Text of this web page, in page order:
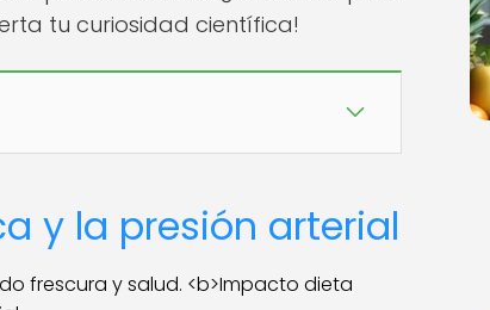
tu curiosidad científica!
y la presión arterial